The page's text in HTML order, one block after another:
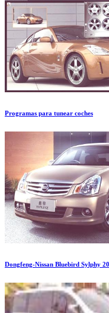
Programas para tunear coches
Dongfeng-Nissan Bluebird Sylphy